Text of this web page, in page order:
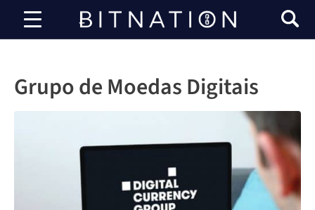
Bitnation
Grupo de Moedas Digitais